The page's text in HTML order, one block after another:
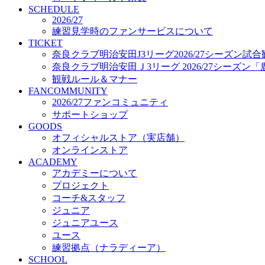
プロジェクト
コーチ&スタッフ
ジュニア
ジュニアユース
ユース
練習拠点（ナラディーア）
SCHOOL
CLUB
2026/27 パートナー企業
パートナー募集
クラブ理念
クラブ情報
サステナビリティ
Web制作支援
応援プロジェクト
SCHEDULE
2026/27
練習見学時のファンサービスについて
TICKET
奈良クラブ明治安田J3リーグ2026/27シーズン試合
奈良クラブ明治安田Ｊ3リーグ 2026/27シーズン「
観戦ルール＆マナー
FANCOMMUNITY
2026/27ファンコミュニティ
サポートショップ
GOODS
オフィシャルストア（実店舗）
オンラインストア
ACADEMY
アカデミーについて
プロジェクト
コーチ&スタッフ
ジュニア
ジュニアユース
ユース
練習拠点（ナラディーア）
SCHOOL